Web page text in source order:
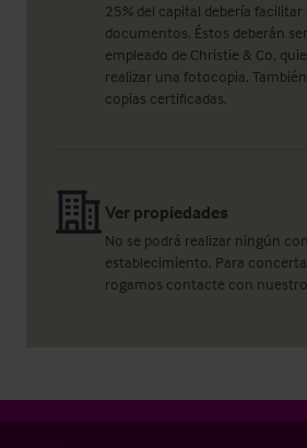
25% del capital debería
documentos. Éstos deberán
empleado de Christie & Co,
realizar una fotocopia.
copias certificadas.
Ver propiedades
No se podrá realizar ningún
establecimiento. Para
rogamos contacte con